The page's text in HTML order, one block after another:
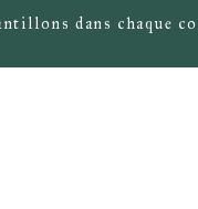
dans chaque